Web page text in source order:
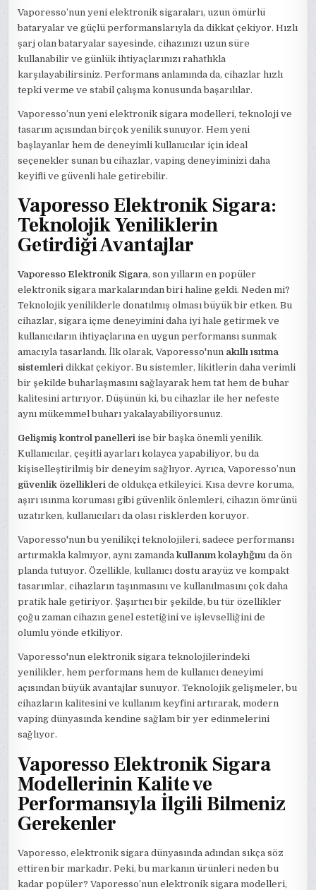
Vaporesso’nun yeni elektronik sigaraları, uzun ömürlü
bataryalar ve güçlü performanslarıyla da dikkat çekiyor. Hızlı
şarj olan bataryalar sayesinde, cihazınızı uzun süre
kullanabilir ve günlük ihtiyaçlarınızı rahatlıkla
karşılayabilirsiniz. Performans anlamında da, cihazlar hızlı
tepki verme ve stabil çalışma konusunda başarılılar.
Vaporesso’nun yeni elektronik sigara modelleri, teknoloji ve
tasarım açısından birçok yenilik sunuyor. Hem yeni
başlayanlar hem de deneyimli kullanıcılar için ideal
seçenekler sunan bu cihazlar, vaping deneyiminizi daha
keyifli ve güvenli hale getirebilir.
Vaporesso Elektronik Sigara:
Teknolojik Yeniliklerin
Getirdiği Avantajlar
Vaporesso Elektronik Sigara, son yılların en popüler
elektronik sigara markalarından biri haline geldi. Neden mi?
Teknolojik yeniliklerle donatılmış olması büyük bir etken. Bu
cihazlar, sigara içme deneyimini daha iyi hale getirmek ve
kullanıcıların ihtiyaçlarına en uygun performansı sunmak
amacıyla tasarlandı. İlk olarak, Vaporesso'nun akıllı ısıtma
sistemleri dikkat çekiyor. Bu sistemler, likitlerin daha verimli
bir şekilde buharlaşmasını sağlayarak hem tat hem de buhar
kalitesini artırıyor. Düşünün ki, bu cihazlar ile her nefeste
aynı mükemmel buharı yakalayabiliyorsunuz.
Gelişmiş kontrol panelleri ise bir başka önemli yenilik.
Kullanıcılar, çeşitli ayarları kolayca yapabiliyor, bu da
kişiselleştirilmiş bir deneyim sağlıyor. Ayrıca, Vaporesso’nun
güvenlik özellikleri de oldukça etkileyici. Kısa devre koruma,
aşırı ısınma koruması gibi güvenlik önlemleri, cihazın ömrünü
uzatırken, kullanıcıları da olası risklerden koruyor.
Vaporesso'nun bu yenilikçi teknolojileri, sadece performansı
artırmakla kalmıyor, aynı zamandakullanım kolaylığını da ön
planda tutuyor. Özellikle, kullanıcı dostu arayüz ve kompakt
tasarımlar, cihazların taşınmasını ve kullanılmasını çok daha
pratik hale getiriyor. Şaşırtıcı bir şekilde, bu tür özellikler
çoğu zaman cihazın genel estetiğini ve işlevselliğini de
olumlu yönde etkiliyor.
Vaporesso'nun elektronik sigara teknolojilerindeki
yenilikler, hem performans hem de kullanıcı deneyimi
açısından büyük avantajlar sunuyor. Teknolojik gelişmeler, bu
cihazların kalitesini ve kullanım keyfini artırarak, modern
vaping dünyasında kendine sağlam bir yer edinmelerini
sağlıyor.
Vaporesso Elektronik Sigara
Modellerinin Kalite ve
Performansıyla İlgili Bilmeniz
Gerekenler
Vaporesso, elektronik sigara dünyasında adından sıkça söz
ettiren bir markadır. Peki, bu markanın ürünleri neden bu
kadar popüler? Vaporesso’nun elektronik sigara modelleri,